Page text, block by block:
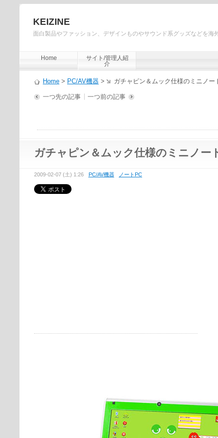
KEIZINE
面白製品やファッション、デザインものやサウンド系グッズなどを海
Home
サイト/管理人紹
介
Home > PC/AV機器 > ガチャピン＆ムック仕様のミニノー
一つ先の記事 一つ前の記事
ガチャピン＆ムック仕様のミニノー
2009-02-07 (土) 1:26 PC/AV機器 ノートPC